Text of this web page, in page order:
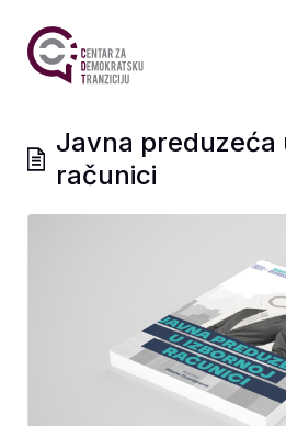
Javna preduzeća
računici